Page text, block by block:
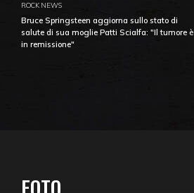
ROCK NEWS
Bruce Springsteen aggiorna sullo stato di
salute di sua moglie Patti Scialfa: "Il tumore è
in remissione"